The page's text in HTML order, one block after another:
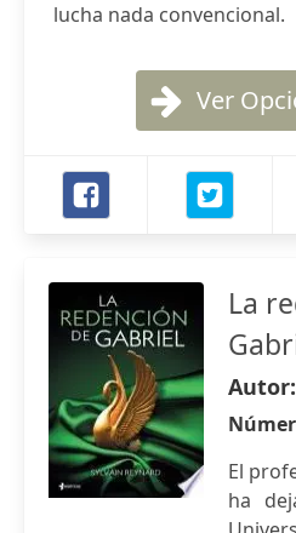
lucha nada convencional.
Ver
La
Autor:
El
ha